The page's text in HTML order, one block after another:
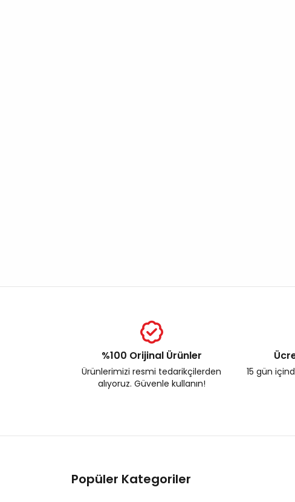
%100 Orijinal Ürünler
Ürünlerimizi resmi tedarikçilerden
alıyoruz. Güvenle kullanın!
15 gün
Popüler Kategoriler